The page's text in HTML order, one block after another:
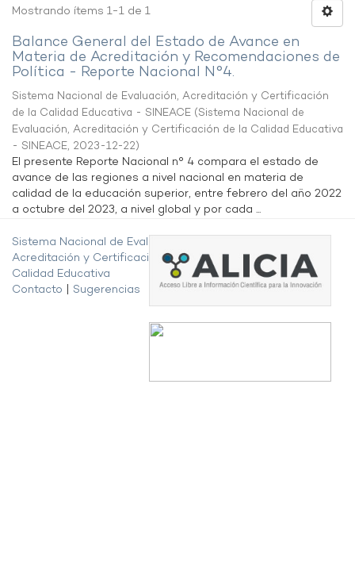
Mostrando ítems 1-1 de 1
Balance General del Estado de Avance en
Materia de Acreditación y Recomendaciones de
Política - Reporte Nacional N°4.
Sistema Nacional de Evaluación, Acreditación y Certificación
de la Calidad Educativa - SINEACE (Sistema Nacional de
Evaluación, Acreditación y Certificación de la Calidad Educativa
- SINEACE, 2023-12-22)
El presente Reporte Nacional n° 4 compara el estado de
avance de las regiones a nivel nacional en materia de
calidad de la educación superior, entre febrero del año 2022
a octubre del 2023, a nivel global y por cada ...
Sistema Nacional de Evaluación,
Acreditación y Certificación de la
Calidad Educativa
Contacto
Sugerencias